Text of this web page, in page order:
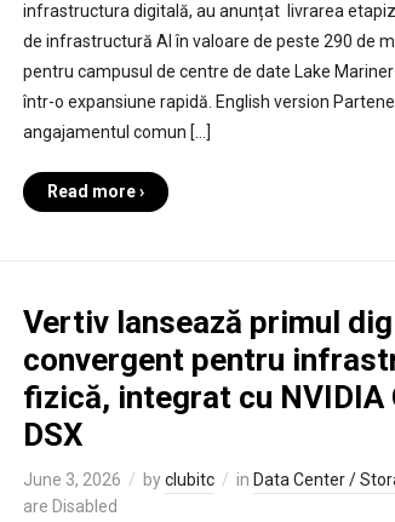
infrastructura digitală, au anunțat livrarea
de infrastructură AI în valoare de peste 290 de
pentru campusul de centre de date Lake
într-o expansiune rapidă. English version
angajamentul comun […]
Read more ›
Vertiv lansează primul
convergent pentru
fizică, integrat cu NVIDIA
DSX
June 3, 2026 byclubitc in Data Center /
are Disabled